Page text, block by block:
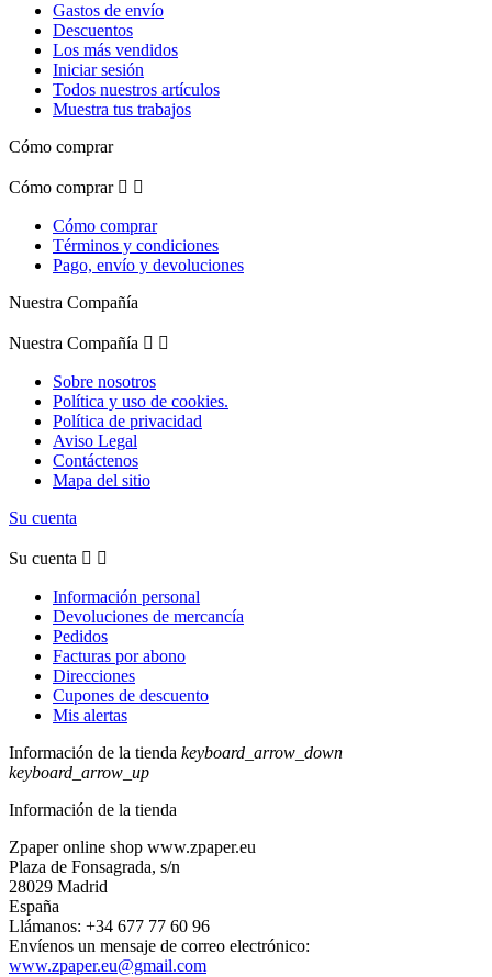
Gastos de envío
Descuentos
Los más vendidos
Iniciar sesión
Todos nuestros artículos
Muestra tus trabajos
Cómo comprar
Cómo comprar  
Cómo comprar
Términos y condiciones
Pago, envío y devoluciones
Nuestra Compañía
Nuestra Compañía  
Sobre nosotros
Política y uso de cookies.
Política de privacidad
Aviso Legal
Contáctenos
Mapa del sitio
Su cuenta
Su cuenta  
Información personal
Devoluciones de mercancía
Pedidos
Facturas por abono
Direcciones
Cupones de descuento
Mis alertas
Información de la tienda keyboard_arrow_down
keyboard_arrow_up
Información de la tienda
Zpaper online shop www.zpaper.eu
Plaza de Fonsagrada, s/n
28029 Madrid
España
Llámanos: +34 677 77 60 96
Envíenos un mensaje de correo electrónico:
www.zpaper.eu@gmail.com